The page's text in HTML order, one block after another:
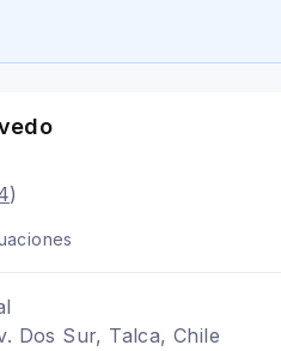
)
Dos Sur, Talca, Chile